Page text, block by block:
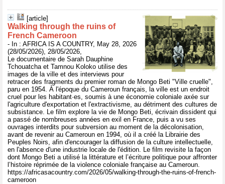
[article]
Walking through the ruins of
French Cameroon
- In : AFRICA IS A COUNTRY, May 28, 2026
(28/05/2026), 28/05/2026,
Le documentaire de Sarah Dauphine
Tchouatcha et Tamnou Koloko utilise des
images de la ville et des interviews pour
retracer des fragments du premier roman de Mongo Beti "Ville cruelle",
paru en 1954. À l'époque du Cameroun français, la ville est un endroit
cruel pour les habitant·es, soumis à une économie coloniale axée sur
l'agriculture d'exportation et l'extractivisme, au détriment des cultures de
subsistance. Le film explore la vie de Mongo Beti, écrivain dissident qui
a passé de nombreuses années en exil en France, puis a vu ses
ouvrages interdits pour subversion au moment de la décolonisation,
avant de revenir au Cameroun en 1994, où il a créé la Librairie des
Peuples Noirs, afin d'encourager la diffusion de la culture intellectuelle,
en l'absence d'une industrie locale de l'édition. Le film revisite la façon
dont Mongo Beti a utilisé la littérature et l’écriture politique pour affronter
l’histoire réprimée de la violence coloniale française au Cameroun.
https://africasacountry.com/2026/05/walking-through-the-ruins-of-french-
cameroon